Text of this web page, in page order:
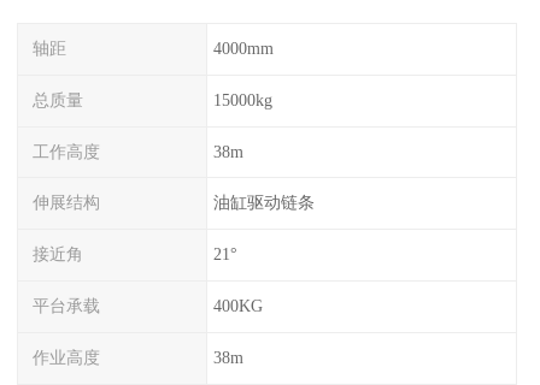
轴距 4000mm
总质量 15000kg
工作高度 38m
伸展结构 油缸驱动链条
接近角 21°
平台承载 400KG
作业高度 38m